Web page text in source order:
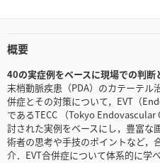
概要
40の実症例をベースに現場での判断
末梢動脈疾患（PDA）のカテーテル
併症とその対策について，EVT（
であるTECC （Tokyo
討された実例をベースにし，豊富な
術者の思考や手技のポイントなど，
介．EVT合併症について体系的に学